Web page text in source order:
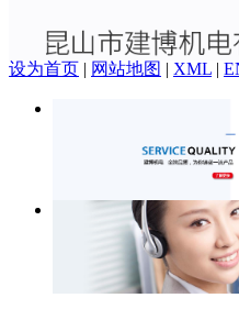
欢迎来到昆山市建博机电有
设为首页 | 网站地图 | XML |